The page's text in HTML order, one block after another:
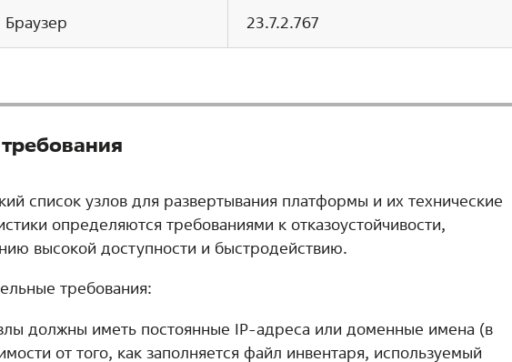
Браузер 23.7.2.767
список узлов для развертывания платформы и их технические
определяются требованиями к отказоустойчивости,
высокой доступности и быстродействию.
требования:
должны иметь постоянные IP-адреса или доменные имена (в
от того, как заполняется файл инвентаря, используемый